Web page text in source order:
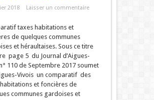
2018 Laisser un commentaire
taxes habitations et
de quelques communes
et héraultaises. Sous ce titre
page 5 du Journal d’Aigues-
110 de Septembre 2017 soumet
Vivois un comparatif des
et foncières de
communes gardoises et